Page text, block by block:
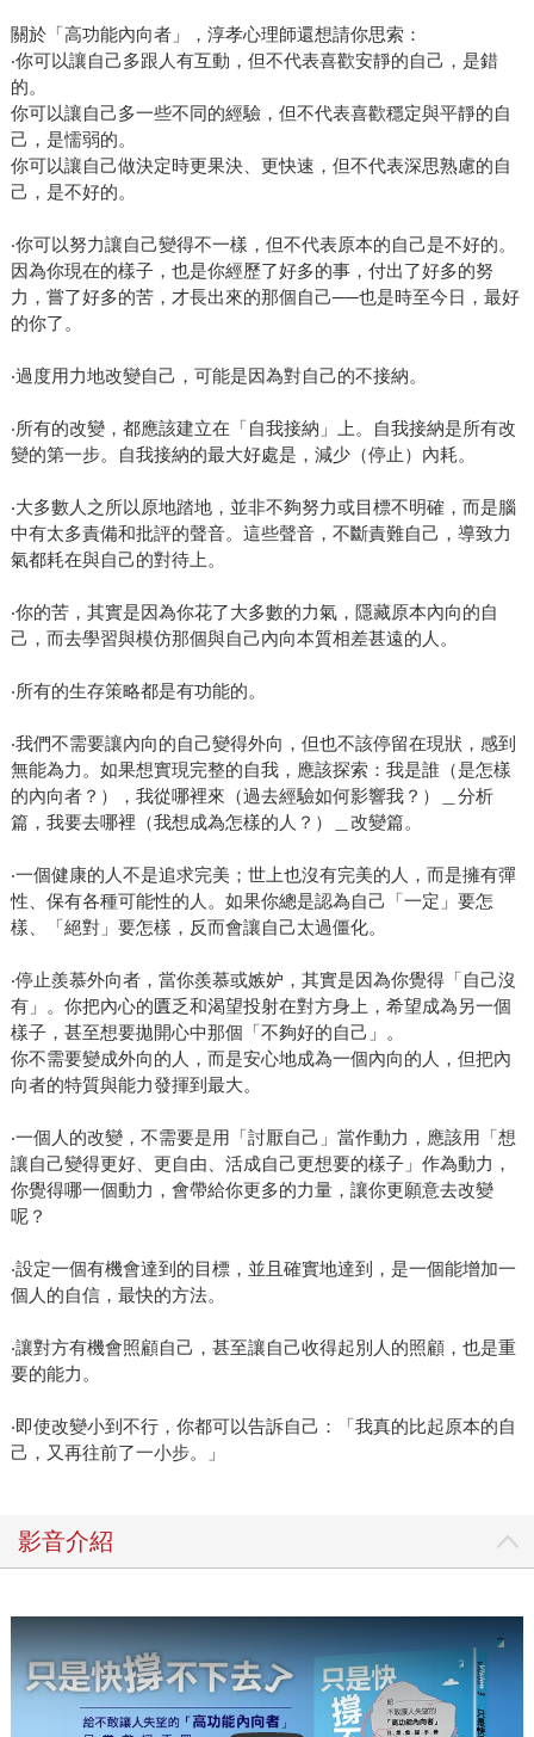
關於「高功能內向者」，淳孝心理師還想請你思索：
‧你可以讓自己多跟人有互動，但不代表喜歡安靜的自己，是錯
的。
你可以讓自己多一些不同的經驗，但不代表喜歡穩定與平靜的自
己，是懦弱的。
你可以讓自己做決定時更果決、更快速，但不代表深思熟慮的自
己，是不好的。
‧你可以努力讓自己變得不一樣，但不代表原本的自己是不好的。
因為你現在的樣子，也是你經歷了好多的事，付出了好多的努
力，嘗了好多的苦，才長出來的那個自己──也是時至今日，最好
的你了。
‧過度用力地改變自己，可能是因為對自己的不接納。
‧所有的改變，都應該建立在「自我接納」上。自我接納是所有改
變的第一步。自我接納的最大好處是，減少（停止）內耗。
‧大多數人之所以原地踏地，並非不夠努力或目標不明確，而是腦
中有太多責備和批評的聲音。這些聲音，不斷責難自己，導致力
氣都耗在與自己的對待上。
‧你的苦，其實是因為你花了大多數的力氣，隱藏原本內向的自
己，而去學習與模仿那個與自己內向本質相差甚遠的人。
‧所有的生存策略都是有功能的。
‧我們不需要讓內向的自己變得外向，但也不該停留在現狀，感到
無能為力。如果想實現完整的自我，應該探索：我是誰（是怎樣
的內向者？），我從哪裡來（過去經驗如何影響我？）＿分析
篇，我要去哪裡（我想成為怎樣的人？）＿改變篇。
‧一個健康的人不是追求完美；世上也沒有完美的人，而是擁有彈
性、保有各種可能性的人。如果你總是認為自己「一定」要怎
樣、「絕對」要怎樣，反而會讓自己太過僵化。
‧停止羨慕外向者，當你羨慕或嫉妒，其實是因為你覺得「自己沒
有」。你把內心的匱乏和渴望投射在對方身上，希望成為另一個
樣子，甚至想要拋開心中那個「不夠好的自己」。
你不需要變成外向的人，而是安心地成為一個內向的人，但把內
向者的特質與能力發揮到最大。
‧一個人的改變，不需要是用「討厭自己」當作動力，應該用「想
讓自己變得更好、更自由、活成自己更想要的樣子」作為動力，
你覺得哪一個動力，會帶給你更多的力量，讓你更願意去改變
呢？
‧設定一個有機會達到的目標，並且確實地達到，是一個能增加一
個人的自信，最快的方法。
‧讓對方有機會照顧自己，甚至讓自己收得起別人的照顧，也是重
要的能力。
‧即使改變小到不行，你都可以告訴自己：「我真的比起原本的自
己，又再往前了一小步。」
影音介紹